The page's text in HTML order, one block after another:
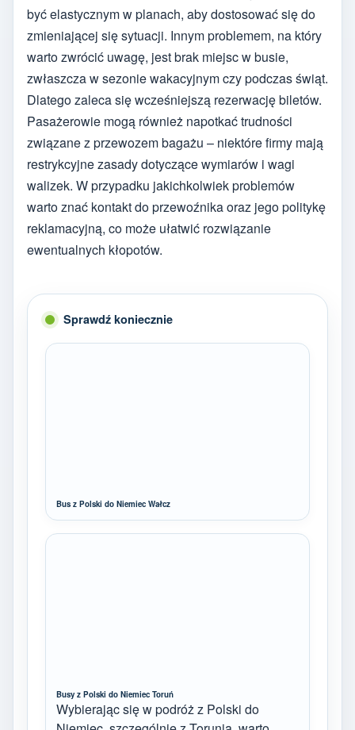
być elastycznym w planach, aby dostosować się do
zmieniającej się sytuacji. Innym problemem, na który
warto zwrócić uwagę, jest brak miejsc w busie,
zwłaszcza w sezonie wakacyjnym czy podczas świąt.
Dlatego zaleca się wcześniejszą rezerwację biletów.
Pasażerowie mogą również napotkać trudności
związane z przewozem bagażu – niektóre firmy mają
restrykcyjne zasady dotyczące wymiarów i wagi
walizek. W przypadku jakichkolwiek problemów
warto znać kontakt do przewoźnika oraz jego politykę
reklamacyjną, co może ułatwić rozwiązanie
ewentualnych kłopotów.
Sprawdź koniecznie
Bus z Polski do Niemiec Wałcz
Busy z Polski do Niemiec Toruń
Wybierając się w podróż z Polski do